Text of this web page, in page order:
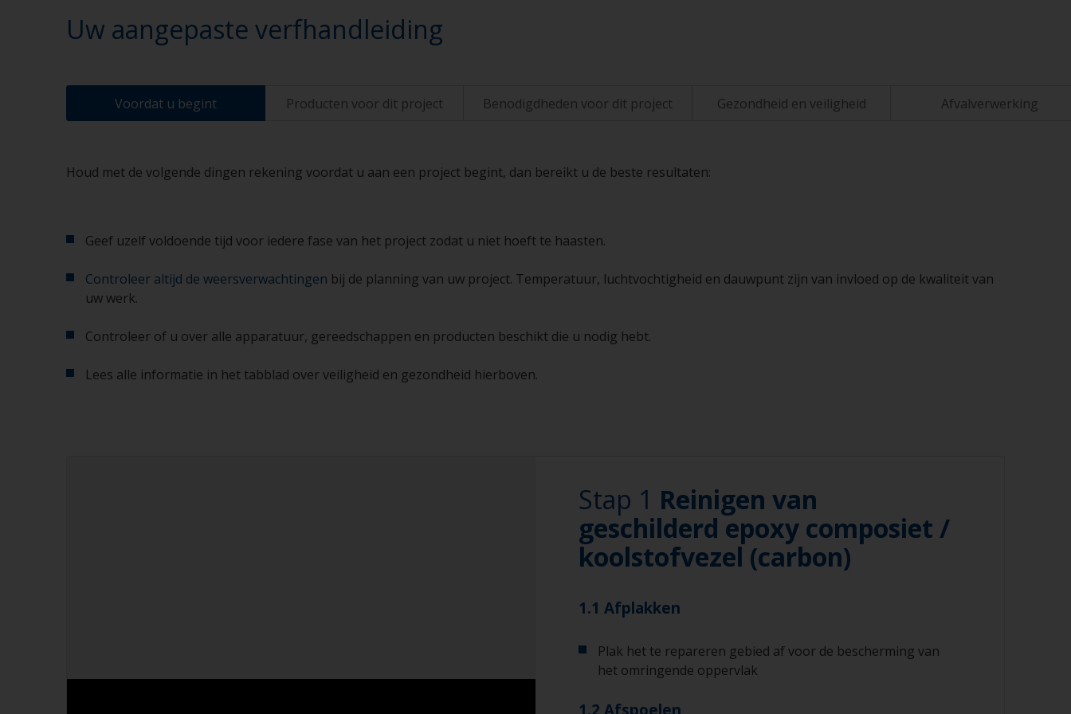
Uw aangepaste verfhandleiding
Voordat u begint Producten voor dit project Benodigdheden voor dit project Gezondheid en veiligheid Afvalverwerking
Houd met de volgende dingen rekening voordat u aan een project begint, dan bereikt u de beste resultaten:
Geef uzelf voldoende tijd voor iedere fase van het project zodat u niet hoeft te haasten.
Controleer altijd de weersverwachtingen bij de planning van uw project. Temperatuur, luchtvochtigheid en dauwpunt zijn van invloed op de kwaliteit van
uw werk.
Controleer of u over alle apparatuur, gereedschappen en producten beschikt die u nodig hebt.
Lees alle informatie in het tabblad over veiligheid en gezondheid hierboven.
Stap 1 Reinigen van
geschilderd epoxy composiet /
koolstofvezel (carbon)
1.1 Afplakken
Plak het te repareren gebied af voor de bescherming van
het omringende oppervlak
1.2 Afspoelen